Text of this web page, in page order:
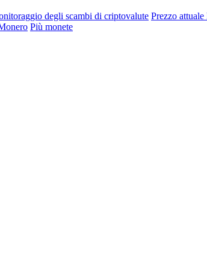
degli scambi di criptovalute Prezzo
Più monete